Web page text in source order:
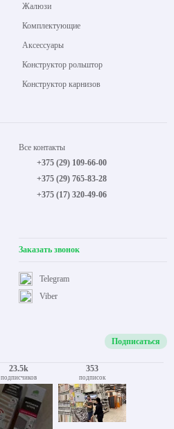
Жалюзи
Комплектующие
Аксессуары
Конструктор рольштор
Конструктор карнизов
Все контакты
+375 (29) 109-66-00
+375 (29) 765-83-28
+375 (17) 320-49-06
Заказать звонок
Viber
Telegram
Подписаться
23.5k
подписчиков
353
подписок